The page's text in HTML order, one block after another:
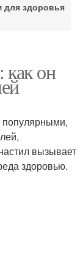
для здоровья
как он
популярными,
вызывает
здоровью.